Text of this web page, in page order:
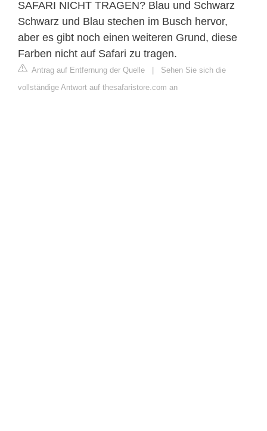
SAFARI NICHT TRAGEN? Blau und Schwarz
Schwarz und Blau stechen im Busch hervor,
aber es gibt noch einen weiteren Grund, diese
Farben nicht auf Safari zu tragen.
Antrag auf Entfernung der Quelle | Sehen Sie sich die
vollständige Antwort auf thesafaristore.com an